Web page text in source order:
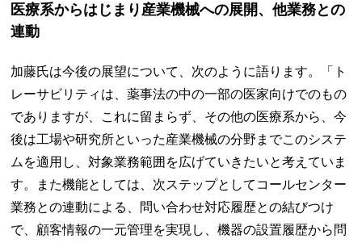
医療系からはじまり産業機械への展開、他業務との
連動
加藤氏は今後の展望について、次のように語ります。「ト
レーサビリティは、薬事法の中の一部の医家向けでのもの
でありますが、これに留まらず、その他の医療系から、今
後は工場や研究所といった産業機械の分野までこのシステ
ムを適用し、対象業務範囲を広げていきたいと考えていま
す。また機能としては、次ステップとしてコールセンター
業務との連動による、問い合わせ対応履歴との結びつけ
で、顧客情報の一元管理を実現し、機器の設置履歴から問